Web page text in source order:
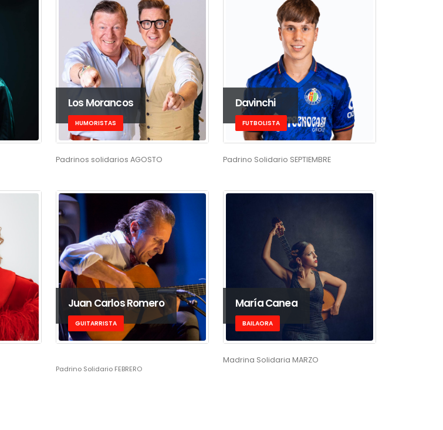
Los Morancos
HUMORISTAS
Padrinos solidarios AGOSTO
Davinchi
FUTBOLISTA
Padrino Solidario SEPTIEMBRE
Juan Carlos Romero
GUITARRISTA
Padrino Solidario FEBRERO
María Canea
BAILAORA
Madrina Solidaria MARZO